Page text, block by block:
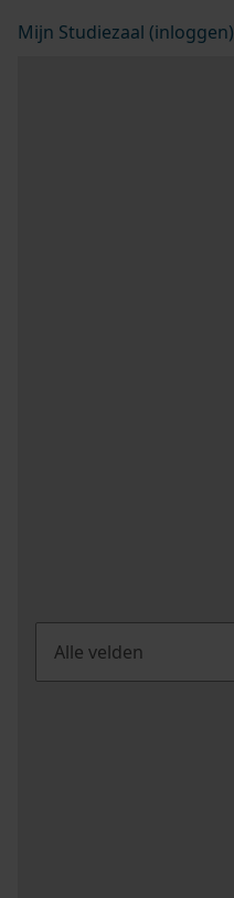
Mijn Studiezaal (inloggen)